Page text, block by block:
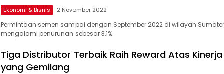
Ekonomi & Bisnis 2 November 2022
Permintaan semen sampai dengan September 2022 di wilayah
mengalami penurunan sebesar 3,1%.
Tiga Distributor Terbaik Raih Reward Atas Kinerja
yang Gemilang